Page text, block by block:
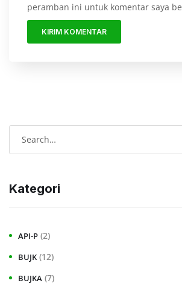
peramban ini untuk komentar saya
Kategori
API-P (2)
BUJK (12)
BUJKA (7)